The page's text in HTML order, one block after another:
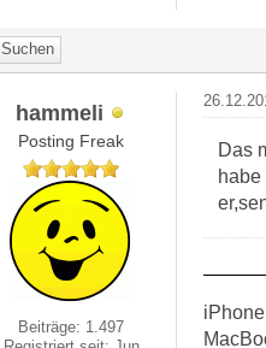
Suchen
hammeli
Posting Freak
Beiträge: 1.497
Das